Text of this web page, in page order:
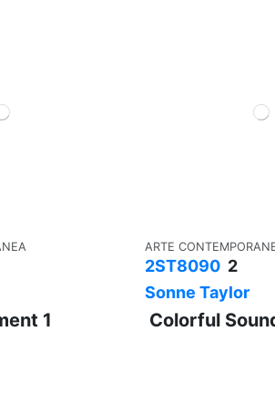
1
ARTE
2ST8090 2
Sonne Taylor
Colorful